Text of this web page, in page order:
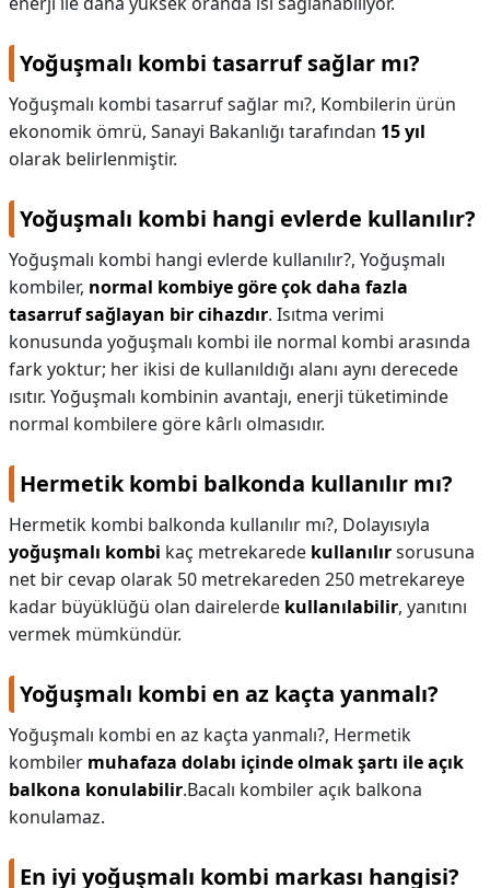
Yoğuşmalı kombi tasarruf sağlar mı?
Yoğuşmalı kombi tasarruf sağlar mı?, Kombilerin ürün
ekonomik ömrü, Sanayi Bakanlığı tarafından 15 yıl
olarak belirlenmiştir.
Yoğuşmalı kombi hangi evlerde kullanılır?
Yoğuşmalı kombi hangi evlerde kullanılır?, Yoğuşmalı
kombiler, normal kombiye göre çok daha fazla
tasarruf sağlayan bir cihazdır. Isıtma verimi
konusunda yoğuşmalı kombi ile normal kombi arasında
fark yoktur; her ikisi de kullanıldığı alanı aynı derecede
ısıtır. Yoğuşmalı kombinin avantajı, enerji tüketiminde
normal kombilere göre kârlı olmasıdır.
Hermetik kombi balkonda kullanılır mı?
Hermetik kombi balkonda kullanılır mı?, Dolayısıyla
yoğuşmalı kombi kaç metrekarede kullanılırsorusuna
net bir cevap olarak 50 metrekareden 250 metrekareye
kadar büyüklüğü olan dairelerde kullanılabilir, yanıtını
vermek mümkündür.
Yoğuşmalı kombi en az kaçta yanmalı?
Yoğuşmalı kombi en az kaçta yanmalı?, Hermetik
kombiler muhafaza dolabı içinde olmak şartı ile açık
balkona konulabilir.Bacalı kombiler açık balkona
konulamaz.
En iyi yoğuşmalı kombi markası hangisi?